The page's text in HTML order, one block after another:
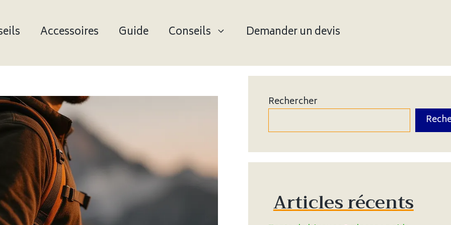
Accessoires Guide Conseils Demander un devis
Rechercher
Articles récents